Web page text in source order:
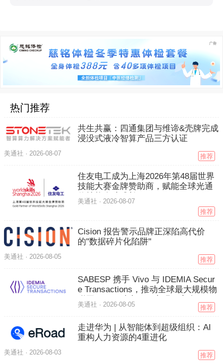
热门推荐
共生共赢：四通集团与维谛&壳牌完成
浸没式液冷智算产品三方认证
美通社 · 2026-08-07 推荐
住友电工成为上海2026年第48届世界
技能大赛金牌赞助商，赋能全球光通
信技能人才成长
美通社 · 2026-08-07
推荐
Cision 报告警示品牌正深陷高代价
的"数据碎片化陷阱"
美通社 · 2026-08-05 推荐
SABESP 携手 Vivo 与 IDEMIA Secur
e Transactions，推动全球最大规模物
联网项目，助力巴西实现更安全、更
可持续的水务管理
美通社 ·2026-08-05 推荐
走进华为 | 从智能体到超级组织：AI
重构人力资源的4重进化
美通社 · 2026-08-03 推荐